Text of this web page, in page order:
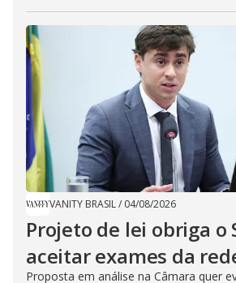
VANITY BRASIL/ 04/08/2026
Projeto de lei obriga o
aceitar exames da
Proposta em análise na Câmara quer